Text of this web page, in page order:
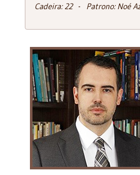
Cadeira: 22 - Patrono: Noé